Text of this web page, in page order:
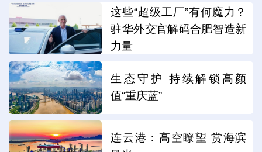
这些“超级工厂”有何魔力？
驻华外交官解码合肥智造新
力量
生态守护 持续解锁高颜
值“重庆蓝”
连云港：高空瞭望 赏海滨